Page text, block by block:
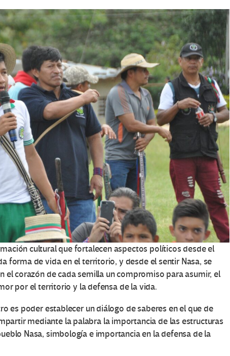
cultural que fortalecen aspectos políticos desde el
forma de vida en el territorio, y desde el sentir Nasa, se
el corazón de cada semilla un compromiso para asumir, el
por el territorio y la defensa de la vida.
es poder establecer un diálogo de saberes en el que de
mediante la palabra la importancia de las estructuras
Nasa, simbología e importancia en la defensa de la